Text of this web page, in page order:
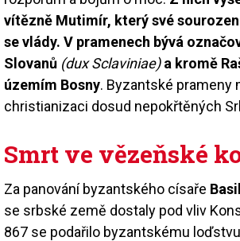
vítězně Mutimír, který své
se vlády. V pramenech bývá
Slovanů (dux Sclaviniae) a kromě
územím Bosny. Byzantské prameny
christianizaci dosud nepokřtěných
Smrt ve vězeňské
Za panování byzantského císaře
se srbské země dostaly pod vliv
867 se podařilo byzantskému